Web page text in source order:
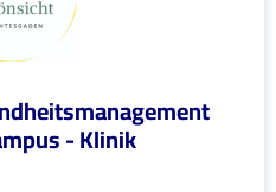
- Klinik